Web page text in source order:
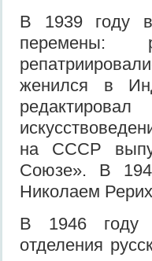
В 1939 году
перемены:
женился в
на СССР
Союзе». В
Николаем
В 1946 году
отделения